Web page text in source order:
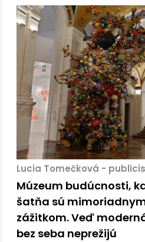
Lucia Tomečková -
Múzeum budúcnosti,
šatňa sú
zážitkom. Veď
bez seba neprežijú